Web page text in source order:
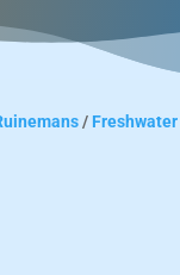
/